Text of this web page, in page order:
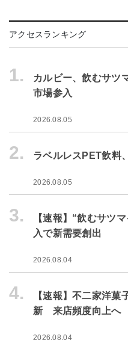
アクセスランキング
1.
カルビー、飲むサツ
市場参入
2026.08.05
2. ラベルレスPET飲料
2026.08.05
3.
【速報】“飲むサツ
入で新需要創出
2026.08.04
4.
【速報】不二家洋菓
新 来店頻度向上へ
2026.08.04